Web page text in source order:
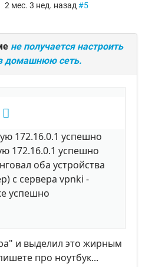
2 мес. 3 нед. назад #5
не получается настроить
домашнюю сеть.
172.16.0.1 успешно
172.16.0.1 успешно
оба устройства
с сервера vpnki -
успешно
и выделил это жирным
про ноутбук...